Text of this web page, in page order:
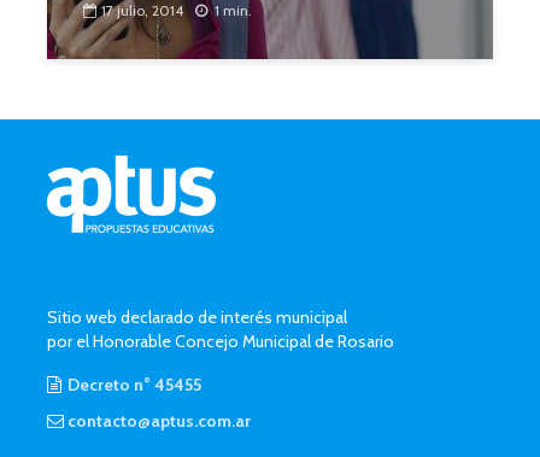
17 julio, 2014 1 min.
Sitio web declarado de interés municipal
por el Honorable Concejo Municipal de Rosario
Decreto n° 45455
contacto@aptus.com.ar